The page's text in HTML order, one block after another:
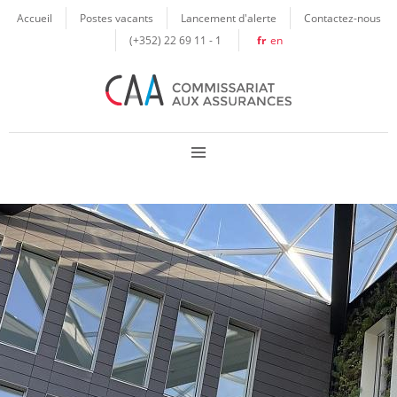
Accueil Postes vacants Lancement d'alerte
Contactez-nous
(+352) 22 69 11 - 1
fr en
Panneau de gestion des cookies